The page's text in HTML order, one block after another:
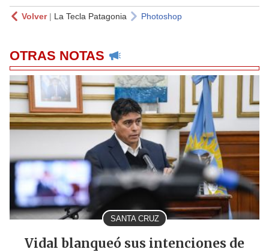
Volver| La Tecla Patagonia Photoshop
OTRAS NOTAS
SANTA CRUZ
Vidal blanqueó sus intenciones de